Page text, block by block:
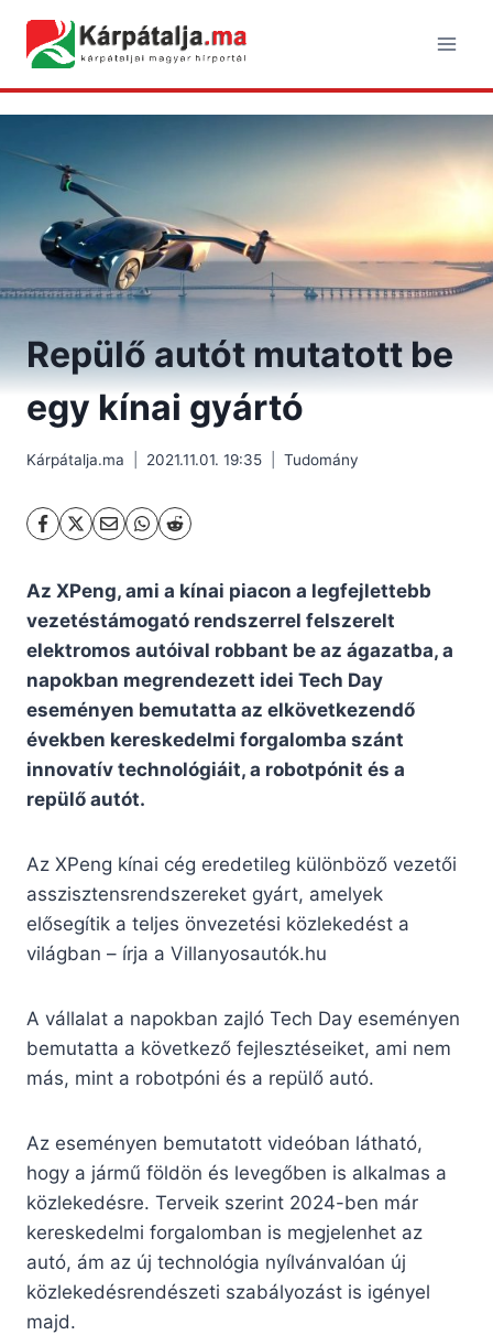
content
Repülő autót mutatott be
egy kínai gyártó
Kárpátalja.ma 2021.11.01. 19:35 Tudomány
Az XPeng, ami a kínai piacon a legfejlettebb
vezetéstámogató rendszerrel felszerelt
elektromos autóival robbant be az ágazatba, a
napokban megrendezett idei Tech Day
eseményen bemutatta az elkövetkezendő
években kereskedelmi forgalomba szánt
innovatív technológiáit, a robotpónit és a
repülő autót.
Az XPeng kínai cég eredetileg különböző vezetői
asszisztensrendszereket gyárt, amelyek
elősegítik a teljes önvezetési közlekedést a
világban – írja a Villanyosautók.hu
A vállalat a napokban zajló Tech Day eseményen
bemutatta a következő fejlesztéseiket, ami nem
más, mint a robotpóni és a repülő autó.
Az eseményen bemutatott videóban látható,
hogy a jármű földön és levegőben is alkalmas a
közlekedésre. Terveik szerint 2024-ben már
kereskedelmi forgalomban is megjelenhet az
autó, ám az új technológia nyílvánvalóan új
közlekedésrendészeti szabályozást is igényel
majd.